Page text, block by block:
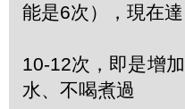
能是6次），現在達
10-12次，即是增
水、不喝煮過